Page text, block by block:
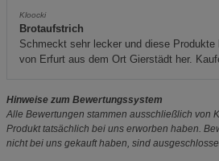
Kloocki
Brotaufstrich
Schmeckt sehr lecker und diese Produkte
von Erfurt aus dem Ort Gierstädt her.
Hinweise zum Bewertungssystem
Alle Bewertungen stammen ausschließlich von
Produkt tatsächlich bei uns erworben haben.
nicht bei uns gekauft haben, sind